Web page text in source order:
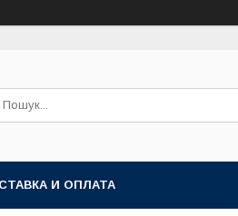
И ОПЛАТА